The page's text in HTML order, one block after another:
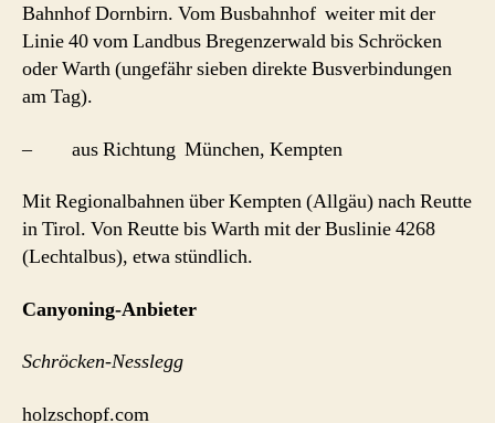
Bahnhof Dornbirn. Vom Busbahnhof weiter mit der
Linie 40 vom Landbus Bregenzerwald bis Schröcken
oder Warth (ungefähr sieben direkte Busverbindungen
am Tag).
– aus Richtung München, Kempten
Mit Regionalbahnen über Kempten (Allgäu) nach Reutte
in Tirol. Von Reutte bis Warth mit der Buslinie 4268
(Lechtalbus), etwa stündlich.
Canyoning-Anbieter
Schröcken-Nesslegg
holzschopf.com